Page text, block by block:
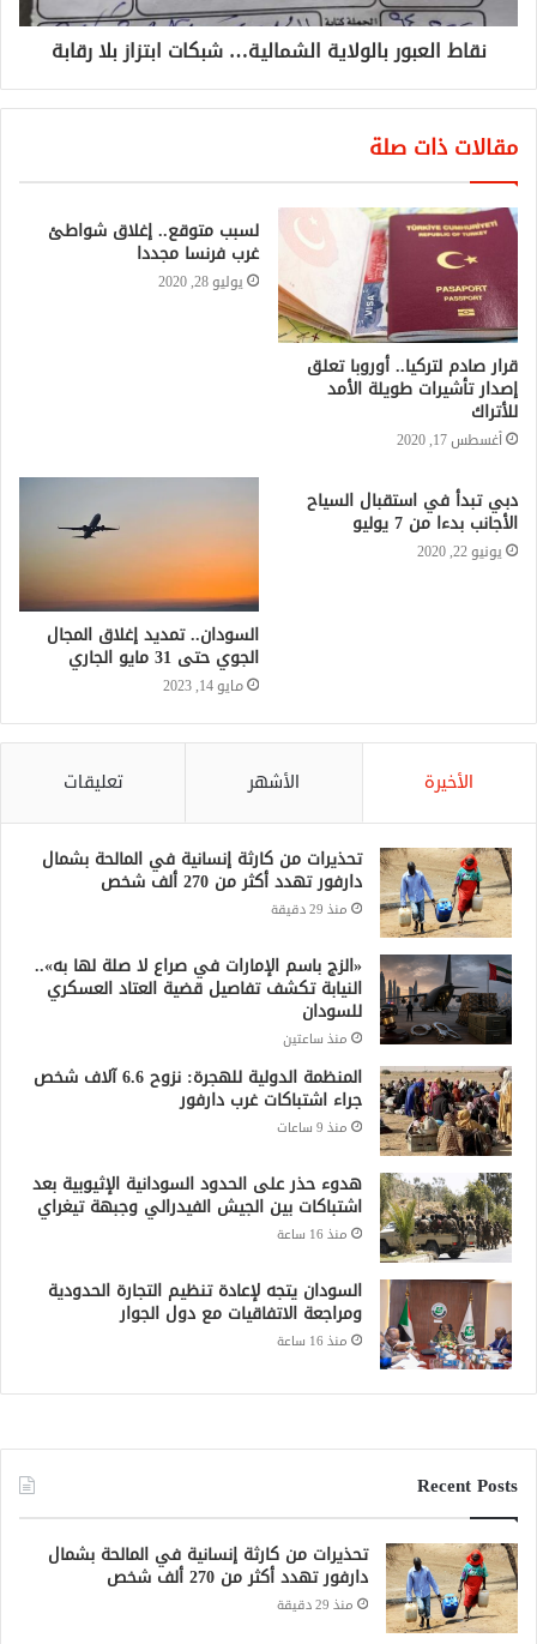
نقاط العبور بالولاية الشمالية… شبكات ابتزاز بلا رقابة
مقالات ذات صلة
قرار صادم لتركيا.. أوروبا تعلق
إصدار تأشيرات طويلة الأمد
للأتراك
أغسطس 17, 2020
لسبب متوقع.. إغلاق شواطئ
غرب فرنسا مجددا
يوليو 28, 2020
دبي تبدأ في استقبال السياح
الأجانب بدءا من 7 يوليو
يونيو 22, 2020
السودان.. تمديد إغلاق المجال
الجوي حتى 31 مايو الجاري
مايو 14, 2023
الأخيرة الأشهر تعليقات
تحذيرات من كارثة إنسانية في المالحة بشمال
دارفور تهدد أكثر من 270 ألف شخص
منذ 29 دقيقة
«الزج باسم الإمارات في صراع لا صلة لها به»..
النيابة تكشف تفاصيل قضية العتاد العسكري
للسودان
منذ ساعتين
المنظمة الدولية للهجرة: نزوح 6.6 آلاف شخص
جراء اشتباكات غرب دارفور
منذ 9 ساعات
هدوء حذر على الحدود السودانية الإثيوبية بعد
اشتباكات بين الجيش الفيدرالي وجبهة تيغراي
منذ 16 ساعة
السودان يتجه لإعادة تنظيم التجارة الحدودية
ومراجعة الاتفاقيات مع دول الجوار
منذ 16 ساعة
Recent Posts
تحذيرات من كارثة إنسانية في المالحة بشمال
دارفور تهدد أكثر من 270 ألف شخص
منذ 29 دقيقة